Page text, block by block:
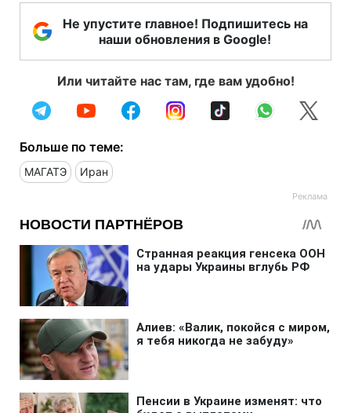
Не упустите главное! Подпишитесь на
наши обновления в Google!
Или читайте нас там, где вам удобно!
Больше по теме:
МАГАТЭ Иран